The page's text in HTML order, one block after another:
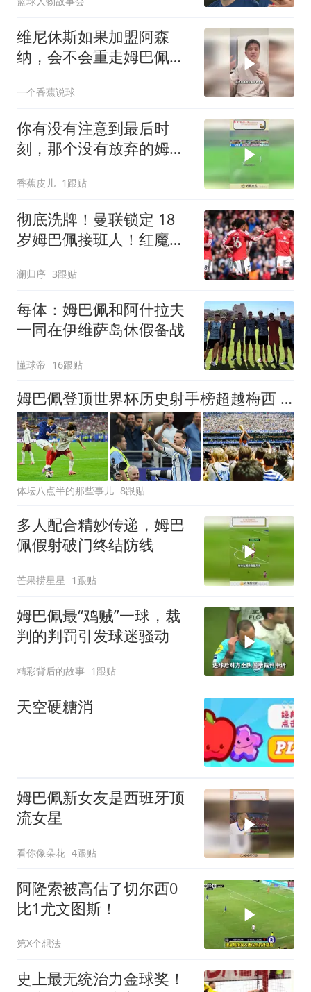
维尼休斯如果加盟阿森
纳，会不会重走姆巴佩的
一个香蕉说球
你有没有注意到最后时
刻，那个没有放弃的姆巴
香蕉皮儿 1跟贴
彻底洗牌！曼联锁定 18
岁姆巴佩接班人！红魔天
澜归序 3跟贴
每体：姆巴佩和阿什拉夫
一同在伊维萨岛休假备战
懂球帝 16跟贴
姆巴佩登顶世界杯历史射手榜超越梅西 进球最多的他为何带不回冠军
体坛八点半的那些事儿 8跟贴
多人配合精妙传递，姆巴
佩假射破门终结防线
芒果捞星星 1跟贴
姆巴佩最“鸡贼”一球，裁
判的判罚引发球迷骚动
精彩背后的故事 1跟贴
天空硬糖消
姆巴佩新女友是西班牙顶
流女星
看你像朵花 4跟贴
阿隆索被高估了切尔西0
比1尤文图斯！
第X个想法
史上最无统治力金球奖！